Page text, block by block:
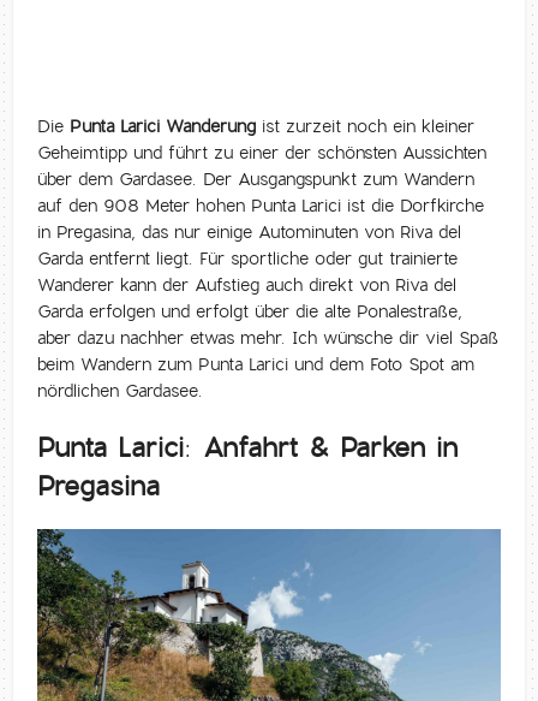
Die Punta Larici Wanderung ist zurzeit noch ein kleiner
Geheimtipp und führt zu einer der schönsten Aussichten
über dem Gardasee. Der Ausgangspunkt zum Wandern
auf den 908 Meter hohen Punta Larici ist die Dorfkirche
in Pregasina, das nur einige Autominuten von Riva del
Garda entfernt liegt. Für sportliche oder gut trainierte
Wanderer kann der Aufstieg auch direkt von Riva del
Garda erfolgen und erfolgt über die alte Ponalestraße,
aber dazu nachher etwas mehr. Ich wünsche dir viel Spaß
beim Wandern zum Punta Larici und dem Foto Spot am
nördlichen Gardasee.
Punta Larici: Anfahrt & Parken in
Pregasina